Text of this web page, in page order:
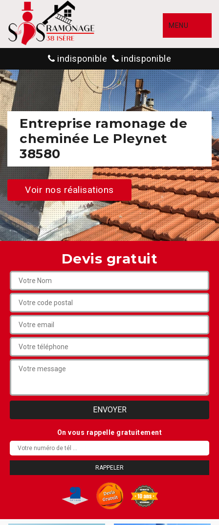
MENU
indisponible indisponible
Entreprise ramonage de
cheminée Le Pleynet
38580
Voir nos réalisations
Devis gratuit
On vous rappelle gratuitement